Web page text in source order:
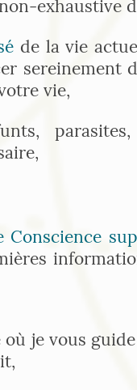
exhaustive
de la vie
sereinement
vie,
parasites,
Conscience
je vous